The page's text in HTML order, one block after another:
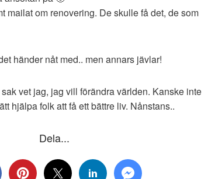
mailat om renovering. De skulle få det, de som
händer nåt med.. men annars jävlar!
vet jag, jag vill förändra världen. Kanske inte
hjälpa folk att få ett bättre liv. Nånstans..
Dela...